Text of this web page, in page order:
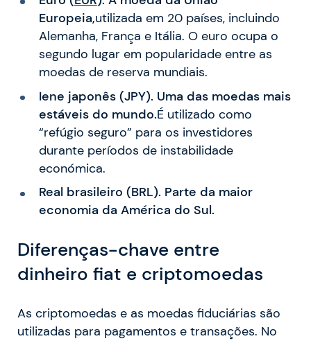
Europeia,utilizada em 20 países, incluindo
Alemanha, França e Itália. O euro ocupa o
segundo lugar em popularidade entre as
moedas de reserva mundiais.
Iene japonês (JPY). Uma das moedas mais
estáveis do mundo.É utilizado como
“refúgio seguro” para os investidores
durante períodos de instabilidade
económica.
Real brasileiro (BRL). Parte da maior
economia da América do Sul.
Diferenças-chave entre
dinheiro fiat e criptomoedas
As criptomoedas e as moedas fiduciárias são
utilizadas para pagamentos e transações. No